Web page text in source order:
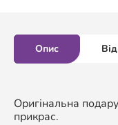
Опис
Оригінальна
прикрас.